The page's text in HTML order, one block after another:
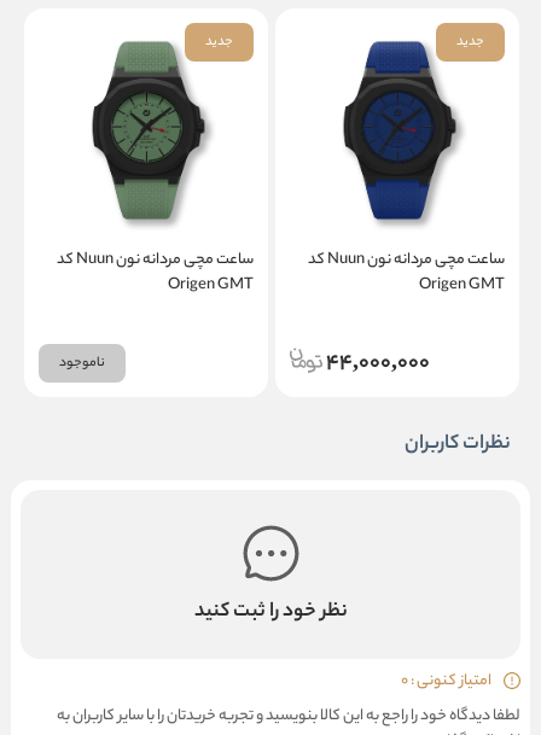
جدید
ساعت مچی مردانه نون Nuun کد
Origen GMT
44,000,000
جدید
ساعت مچی مردانه نون Nuun کد
Origen GMT
ناموجود
نظرات کاربران
نظر خود را ثبت کنید
امتیاز کنونی : 0
لطفا دیدگاه خود را راجع به این کالا بنویسید و تجربه خریدتان را با سایر کاربران به